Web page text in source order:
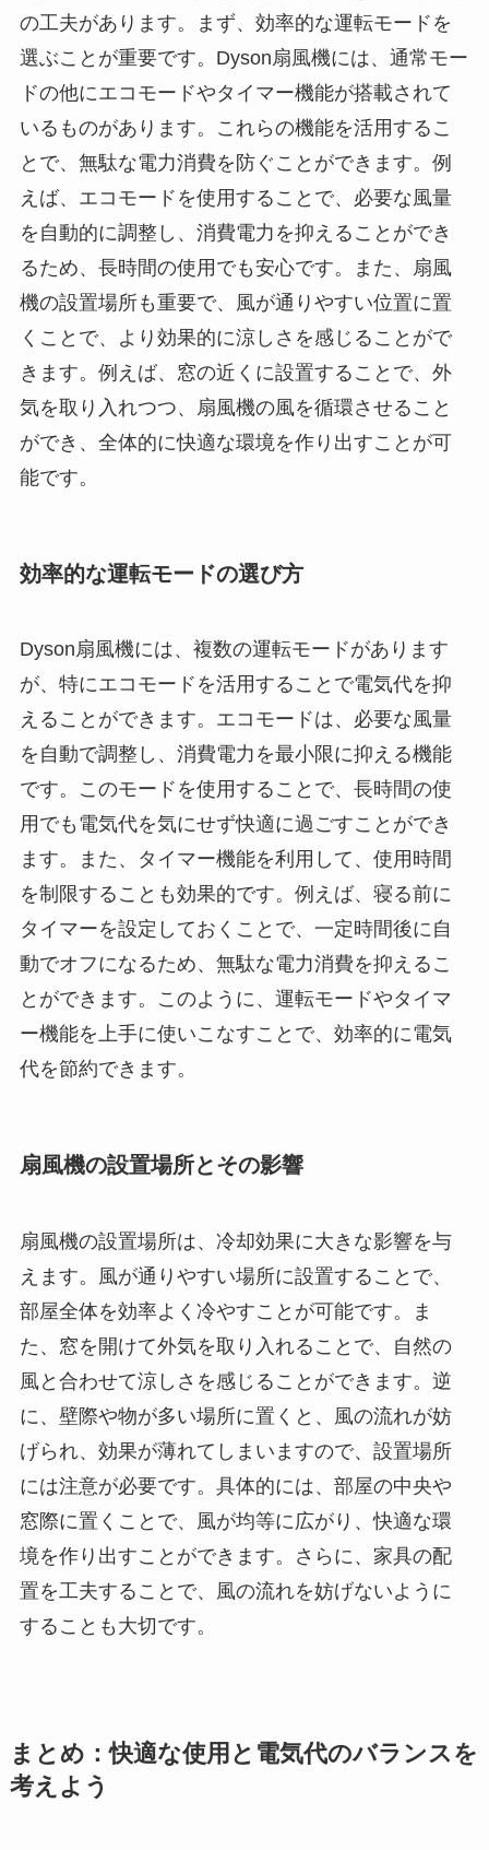
の工夫があります。まず、効率的な運転モードを
選ぶことが重要です。Dyson扇風機には、通常モー
ドの他にエコモードやタイマー機能が搭載されて
いるものがあります。これらの機能を活用するこ
とで、無駄な電力消費を防ぐことができます。例
えば、エコモードを使用することで、必要な風量
を自動的に調整し、消費電力を抑えることができ
るため、長時間の使用でも安心です。また、扇風
機の設置場所も重要で、風が通りやすい位置に置
くことで、より効果的に涼しさを感じることがで
きます。例えば、窓の近くに設置することで、外
気を取り入れつつ、扇風機の風を循環させること
ができ、全体的に快適な環境を作り出すことが可
能です。
効率的な運転モードの選び方
Dyson扇風機には、複数の運転モードがあります
が、特にエコモードを活用することで電気代を抑
えることができます。エコモードは、必要な風量
を自動で調整し、消費電力を最小限に抑える機能
です。このモードを使用することで、長時間の使
用でも電気代を気にせず快適に過ごすことができ
ます。また、タイマー機能を利用して、使用時間
を制限することも効果的です。例えば、寝る前に
タイマーを設定しておくことで、一定時間後に自
動でオフになるため、無駄な電力消費を抑えるこ
とができます。このように、運転モードやタイマ
ー機能を上手に使いこなすことで、効率的に電気
代を節約できます。
扇風機の設置場所とその影響
扇風機の設置場所は、冷却効果に大きな影響を与
えます。風が通りやすい場所に設置することで、
部屋全体を効率よく冷やすことが可能です。ま
た、窓を開けて外気を取り入れることで、自然の
風と合わせて涼しさを感じることができます。逆
に、壁際や物が多い場所に置くと、風の流れが妨
げられ、効果が薄れてしまいますので、設置場所
には注意が必要です。具体的には、部屋の中央や
窓際に置くことで、風が均等に広がり、快適な環
境を作り出すことができます。さらに、家具の配
置を工夫することで、風の流れを妨げないように
することも大切です。
まとめ：快適な使用と電気代のバランスを
考えよう